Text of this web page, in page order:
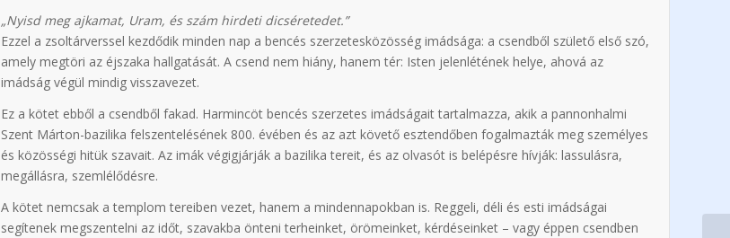
„Nyisd meg ajkamat, Uram, és szám hirdeti dicséretedet.”
Ezzel a zsoltárverssel kezdődik minden nap a bencés szerzetesközösség imádsága: a csendből születő első szó,
amely megtöri az éjszaka hallgatását. A csend nem hiány, hanem tér: Isten jelenlétének helye, ahová az
imádság végül mindig visszavezet.
Ez a kötet ebből a csendből fakad. Harmincöt bencés szerzetes imádságait tartalmazza, akik a pannonhalmi
Szent Márton-bazilika felszentelésének 800. évében és az azt követő esztendőben fogalmazták meg személyes
és közösségi hitük szavait. Az imák végigjárják a bazilika tereit, és az olvasót is belépésre hívják: lassulásra,
megállásra, szemlélődésre.
A kötet nemcsak a templom tereiben vezet, hanem a mindennapokban is. Reggeli, déli és esti imádságai
segítenek megszentelni az időt, szavakba önteni terheinket, örömeinket, kérdéseinket – vagy éppen csendben